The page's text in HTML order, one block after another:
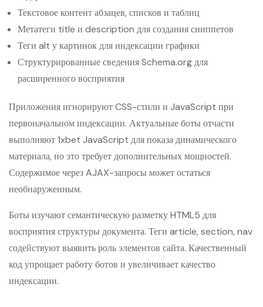
Текстовое контент абзацев, списков и таблиц
Метатеги title и description для создания сниппетов
Теги alt у картинок для индексации графики
Структурированные сведения Schema.org для
расширенного восприятия
Приложения игнорируют CSS-стили и JavaScript при
первоначальном индексации. Актуальные боты отчасти
выполняют 1xbet JavaScript для показа динамического
материала, но это требует дополнительных мощностей.
Содержимое через AJAX-запросы может остаться
необнаруженным.
Боты изучают семантическую разметку HTML5 для
восприятия структуры документа. Теги article, section, nav
содействуют выявить роль элементов сайта. Качественный
код упрощает работу ботов и увеличивает качество
индексации.